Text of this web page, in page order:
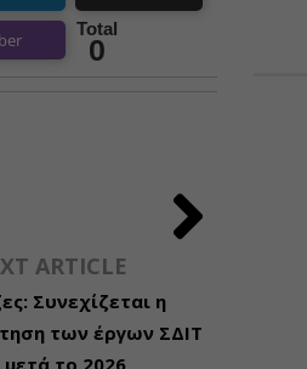
Total
0
ARTICLE
Συνεχίζεται η
των έργων ΣΔΙΤ
μετά το 2026